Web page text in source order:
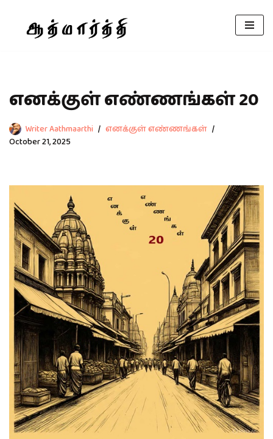
எனக்குள் எண்ணங்கள் 20
Writer Aathmaarthi
எனக்குள் எண்ணங்கள்
October 21, 2025